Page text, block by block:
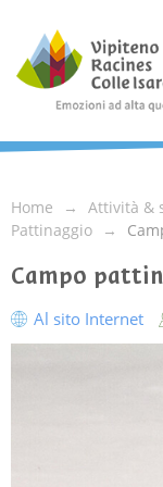
Home Attività &
Pattinaggio
Campo
Al sito Internet